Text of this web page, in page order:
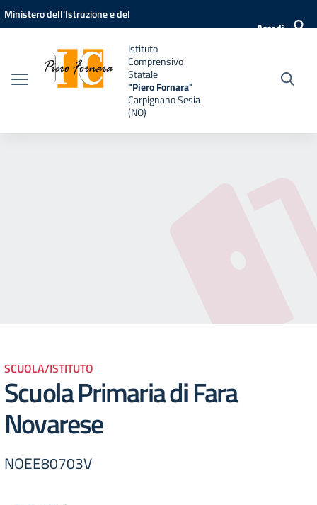
Vai ai contenuti
Vai al menu di navigazione
Vai al footer
Ministero dell'Istruzione e del
Accedi
Istituto
Comprensivo
Statale
"Piero Fornara"
Carpignano Sesia
(NO)
SCUOLA/ISTITUTO
Scuola Primaria di Fara
Novarese
NOEE80703V